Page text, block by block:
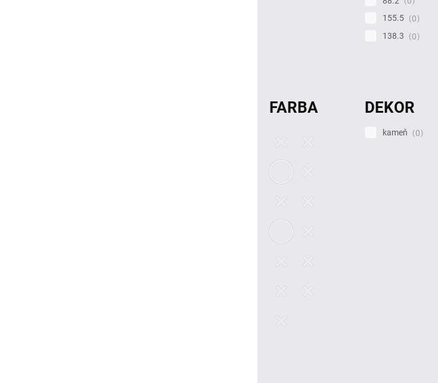
155.5
0
138.3
0
FARBA DEKOR
kameň 0